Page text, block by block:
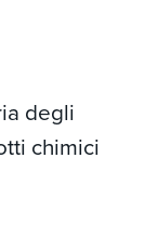
degli
chimici